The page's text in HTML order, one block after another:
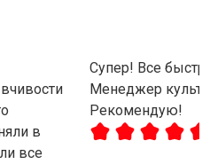
в
все
Супер! Все
Менеджер
Рекомендую!